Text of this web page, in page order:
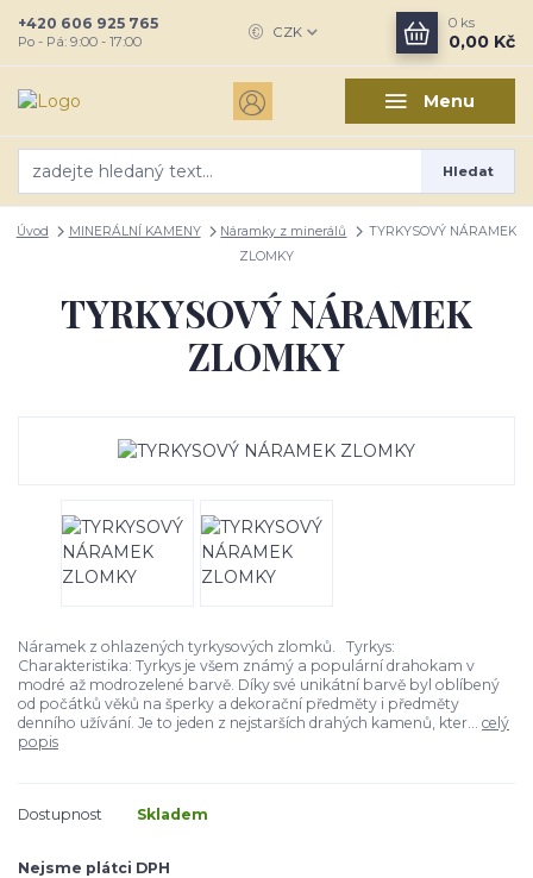
Menu
CZK
Hledat
+420 606 925 765
Po - Pá: 9:00 - 17:00
0 ks
0,00 Kč
Úvod MINERÁLNÍ KAMENY Náramky z minerálů
TYRKYSOVÝ NÁRAMEK
ZLOMKY
TYRKYSOVÝ NÁRAMEK
ZLOMKY
Náramek z ohlazených tyrkysových zlomků. Tyrkys:
Charakteristika: Tyrkys je všem známý a populární drahokam v
modré až modrozelené barvě. Díky své unikátní barvě byl oblíbený
od počátků věků na šperky a dekorační předměty i předměty
denního užívání. Je to jeden z nejstarších drahých kamenů, kter... celý
popis
Dostupnost Skladem
Nejsme plátci DPH